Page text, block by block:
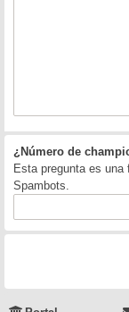
¿Número de
Esta pregunta es
Spambots.